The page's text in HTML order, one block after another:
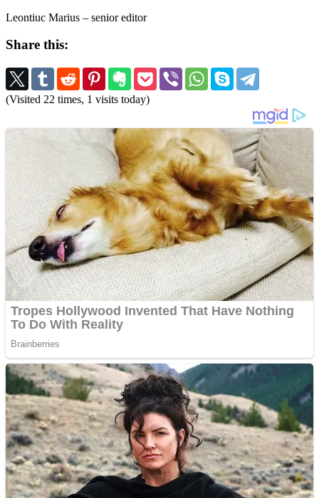
Leontiuc Marius – senior editor
Share this:
(Visited 22 times, 1 visits today)